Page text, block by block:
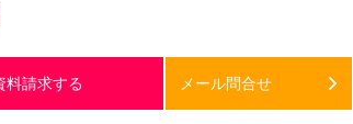
料請求する メール問合せ